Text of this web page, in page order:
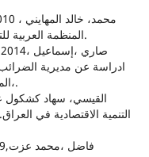
المنظمة العربیة للتنمیة الاداریة، جامعة الدول العربیة،القاهرة.
ادراسة عن مديرية الضرائب
المالية، جامعة فرحا عباس، سطيف، العدد10،.